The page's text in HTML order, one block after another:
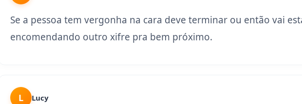
Se a pessoa tem vergonha na cara deve terminar ou então vai
encomendando outro xifre pra bem próximo.
L Lucy